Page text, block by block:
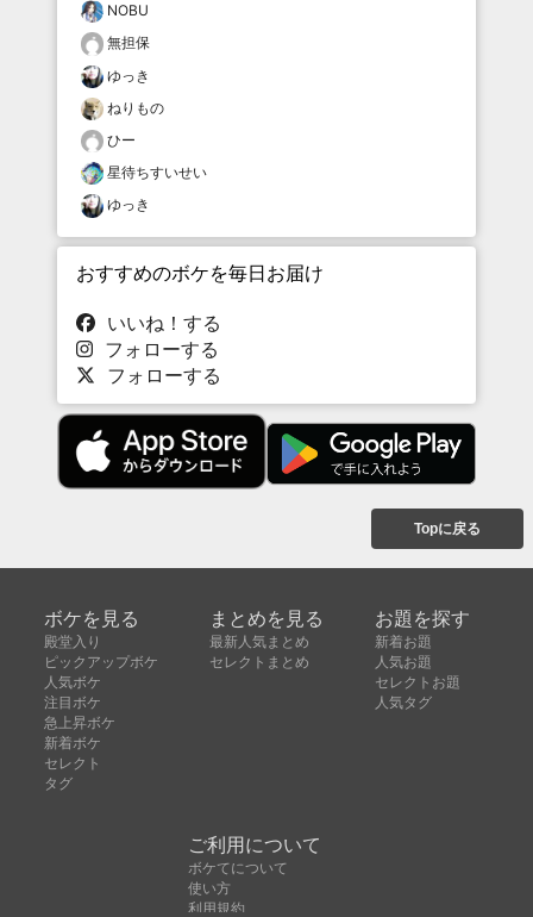
NOBU
無担保
ゆっき
ねりもの
ひー
星待ちすいせい
ゆっき
おすすめのボケを毎日お届け
いいね！する
フォローする
フォローする
Topに戻る
ボケを見る
殿堂入り
ピックアップボケ
人気ボケ
注目ボケ
急上昇ボケ
新着ボケ
セレクト
タグ
まとめを見る
最新人気まとめ
セレクトまとめ
お題を探す
新着お題
人気お題
セレクトお題
人気タグ
ご利用について
ボケてについて
使い方
利用規約